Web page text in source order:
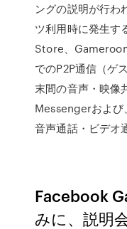
ングの説明が行わ
ツ利用時に発生す
Store、
でのP2P通信（ゲ
末間の音声・映像
Messengerおよ
音声通話・ビデオ
Facebook
みに、説明